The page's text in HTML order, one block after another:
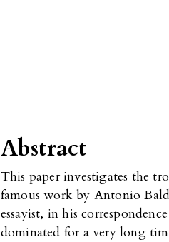
Abstract
This paper investigates the
famous work by Antonio
essayist, in his
dominated for a very long